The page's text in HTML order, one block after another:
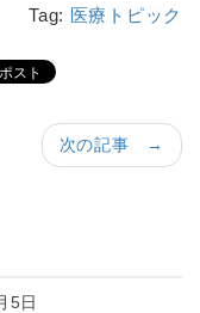
Tag: 医療トピック
次の記事 →
5日